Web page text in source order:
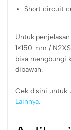
Short circuit
Untuk
1×150 mm /
bisa mengbungi
dibawah.
Cek disini untuk
Lainnya.